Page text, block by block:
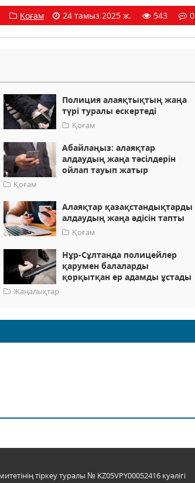
Қоғам 24 тамыз 2025 ж. 543 0
Полиция алаяқтықтың жаңа
түрі туралы ескертеді
Қоғам
Абайлаңыз: алаяқтар
алдаудың жаңа тәсілдерін
ойлап тауып жатыр
Қоғам
Алаяқтар қазақстандықтарды
алдаудың жаңа әдісін тапты
Қоғам
Нұр-Сұлтанда полицейлер
қарумен балаларды
қорқытқан ер адамды ұстады
Жаңалықтар
тіркеу туралы № KZ05VPY00052416 куәлігі